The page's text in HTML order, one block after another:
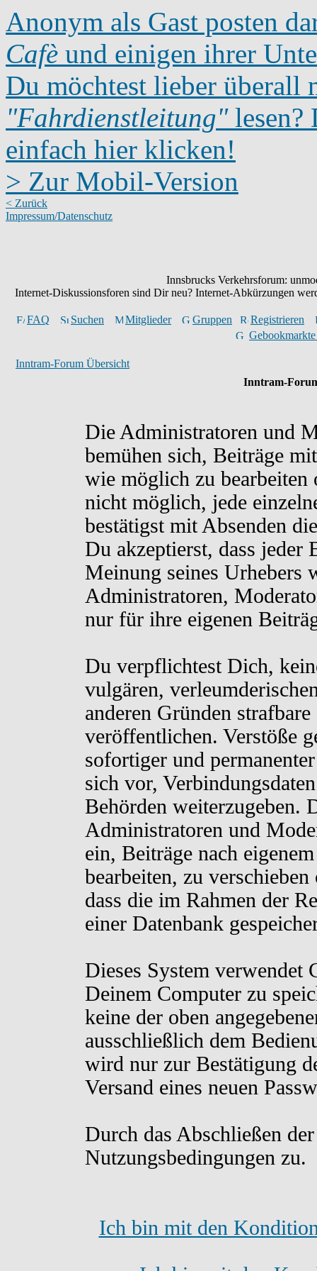
Anonym als Gast posten
Cafè und einigen ihrer
Du möchtest lieber überall
"Fahrdienstleitung"lesen?
einfach hier klicken!
> Zur Mobil-Version
< Zurück
Impressum/Datenschutz
Innsbrucks Verkehrsforum:
Internet-Diskussionsforen sind Dir neu? Internet-Abkürzungen
FAQ Suchen Mitglieder Gruppen
Registrieren
Inntram-Forum Übersicht
Inntram-
Die Administratoren und
bemühen sich, Beiträge
wie möglich zu bearbeiten
nicht möglich, jede
bestätigst mit Absenden
Du akzeptierst, dass jeder
Meinung seines Urhebers
Administratoren,
nur für ihre eigenen
Du verpflichtest Dich,
vulgären,
anderen Gründen
veröffentlichen. Verstöße
sofortiger und
sich vor,
Behörden weiterzugeben.
Administratoren und
ein, Beiträge nach
bearbeiten, zu
dass die im Rahmen der
einer Datenbank
Dieses System verwendet
Deinem Computer zu
keine der oben
ausschließlich dem
wird nur zur Bestätigung
Versand eines neuen
Durch das Abschließen
Nutzungsbedingungen zu.
Ich bin mit den